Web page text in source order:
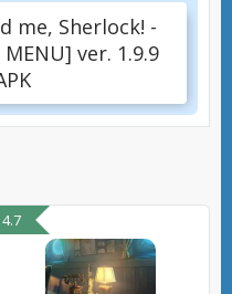
me, Sherlock! -
ver. 1.9.9
4.7